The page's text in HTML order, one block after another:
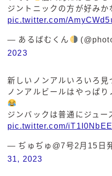
ジントニックの方が好みか
pic.twitter.com/
— あるばむくん
2023
新しいノンアルいろいろ見
ノンアルビールはやっぱ
ジンバックは普通にジュー
pic.twitter.com/iT1I0NbEEl
— ぢゅぢゅ@7号2月15日
31, 2023